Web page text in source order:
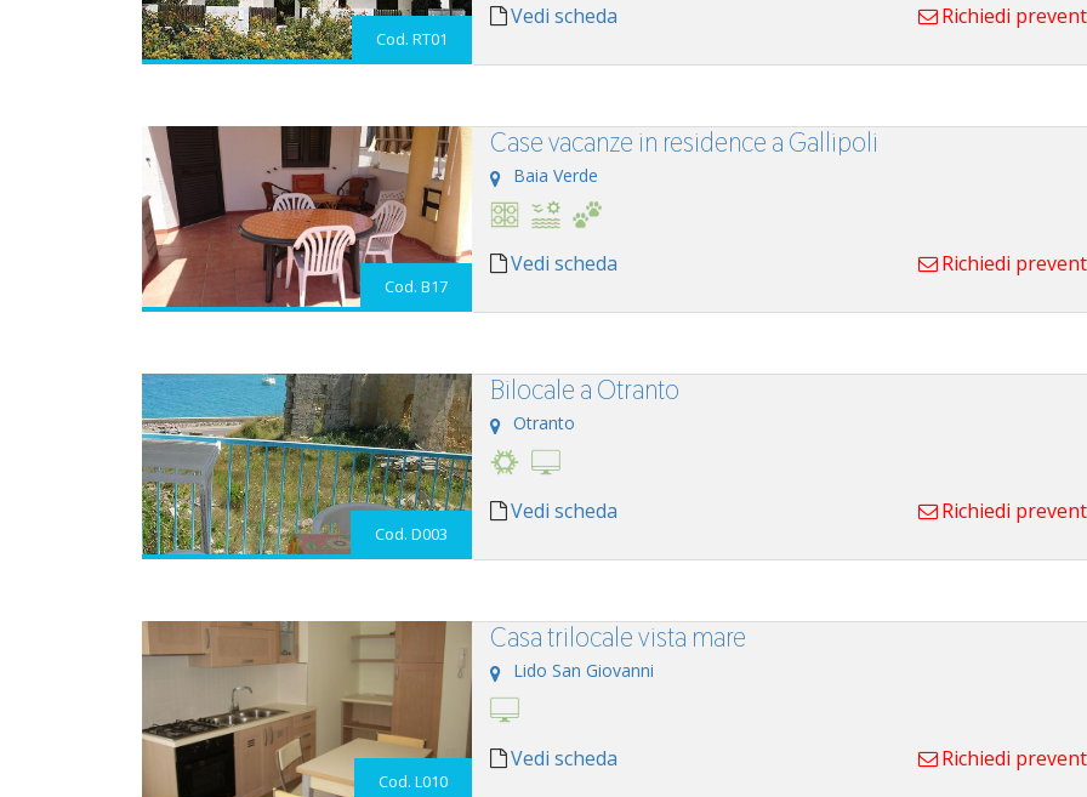
Cod. RT01
Vedi scheda Richiedi
Cod. B17
Case vacanze in residence a Gallipoli
Baia Verde
Vedi scheda Richiedi
Cod. D003
Bilocale a Otranto
Otranto
Vedi scheda Richiedi
Cod. L010
Casa trilocale vista mare
Lido San Giovanni
Vedi scheda Richiedi